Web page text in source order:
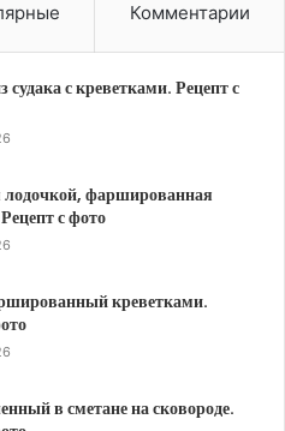
Комментарии
судака с креветками. Рецепт с
фаршированная
с фото
креветками.
в сметане на сковороде.